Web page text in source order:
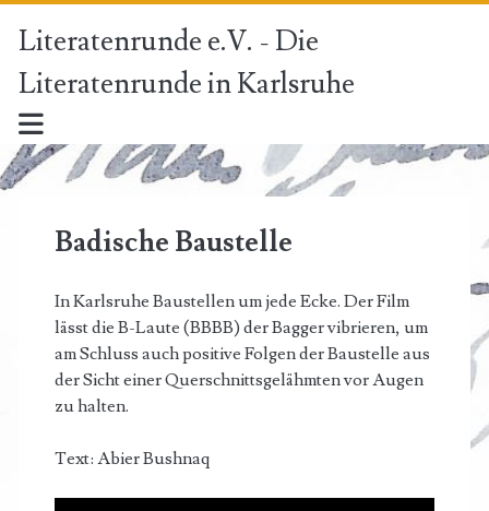
Literatenrunde e.V. - Die
Literatenrunde in Karlsruhe
Badische Baustelle
In Karlsruhe Baustellen um jede Ecke. Der Film
lässt die B-Laute (BBBB) der Bagger vibrieren, um
am Schluss auch positive Folgen der Baustelle aus
der Sicht einer Querschnittsgelähmten vor Augen
zu halten.
Text: Abier Bushnaq